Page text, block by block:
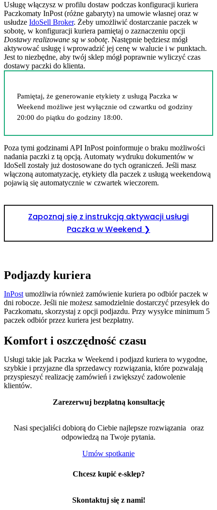
Usługę włączysz w profilu dostaw podczas konfiguracji kuriera
Paczkomaty InPost (różne gabaryty) na umowie własnej oraz w
usłudze IdoSell Broker. Żeby umożliwić dostarczanie paczek w
sobotę, w konfiguracji kuriera pamiętaj o zaznaczeniu opcji
Dostawy realizowane są w sobotę. Następnie będziesz mógł
aktywować usługę i wprowadzić jej cenę w walucie i w punktach.
Jest to niezbędne, aby twój sklep mógł poprawnie wyliczyć czas
dostawy paczki do klienta.
Pamiętaj, że generowanie etykiety z usługą Paczka w
Weekend możliwe jest wyłącznie od czwartku od godziny
20:00 do piątku do godziny 18:00.
Poza tymi godzinami API InPost poinformuje o braku możliwości
nadania paczki z tą opcją. Automaty wydruku dokumentów w
IdoSell zostały już dostosowane do tych ograniczeń. Jeśli masz
włączoną automatyzację, etykiety dla paczek z usługą weekendową
pojawią się automatycznie w czwartek wieczorem.
Zapoznaj się z instrukcją aktywacji usługi
Paczka w Weekend ❯
Podjazdy kuriera
InPost umożliwia również zamówienie kuriera po odbiór paczek w
dni robocze. Jeśli nie możesz samodzielnie dostarczyć przesyłek do
Paczkomatu, skorzystaj z opcji podjazdu. Przy wysyłce minimum 5
paczek odbiór przez kuriera jest bezpłatny.
Komfort i oszczędność czasu
Usługi takie jak Paczka w Weekend i podjazd kuriera to wygodne,
szybkie i przyjazne dla sprzedawcy rozwiązania, które pozwalają
przyspieszyć realizację zamówień i zwiększyć zadowolenie
klientów.
Zarezerwuj bezpłatną konsultację
Nasi specjaliści dobiorą do Ciebie najlepsze rozwiązania oraz
odpowiedzą na Twoje pytania.
Umów spotkanie
Chcesz kupić e-sklep?
Skontaktuj się z nami!